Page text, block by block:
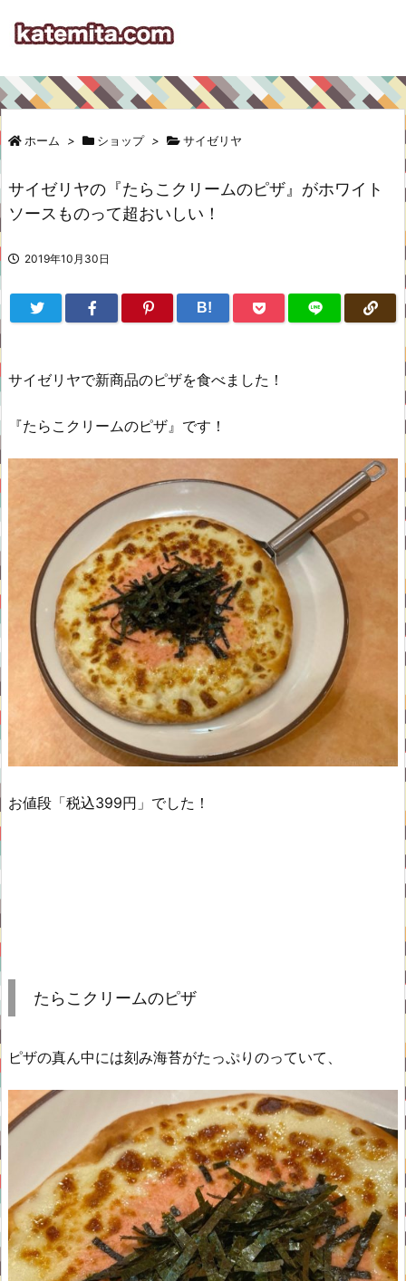
ホーム > ショップ > サイゼリヤ
サイゼリヤの『たらこクリームのピザ』がホワイト
ソースものって超おいしい！
2019年10月30日
B!
サイゼリヤで新商品のピザを食べました！
『たらこクリームのピザ』です！
お値段「税込399円」でした！
たらこクリームのピザ
ピザの真ん中には刻み海苔がたっぷりのっていて、